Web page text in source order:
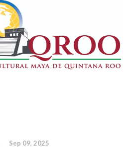
Sep 09, 2025